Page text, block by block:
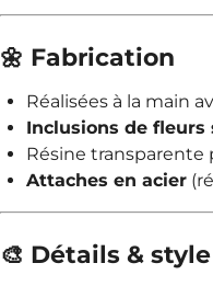
🌼 Fabrication
Réalisées à la main
Inclusions de fleurs
Résine
Attaches en acier
🎨 Détails & style